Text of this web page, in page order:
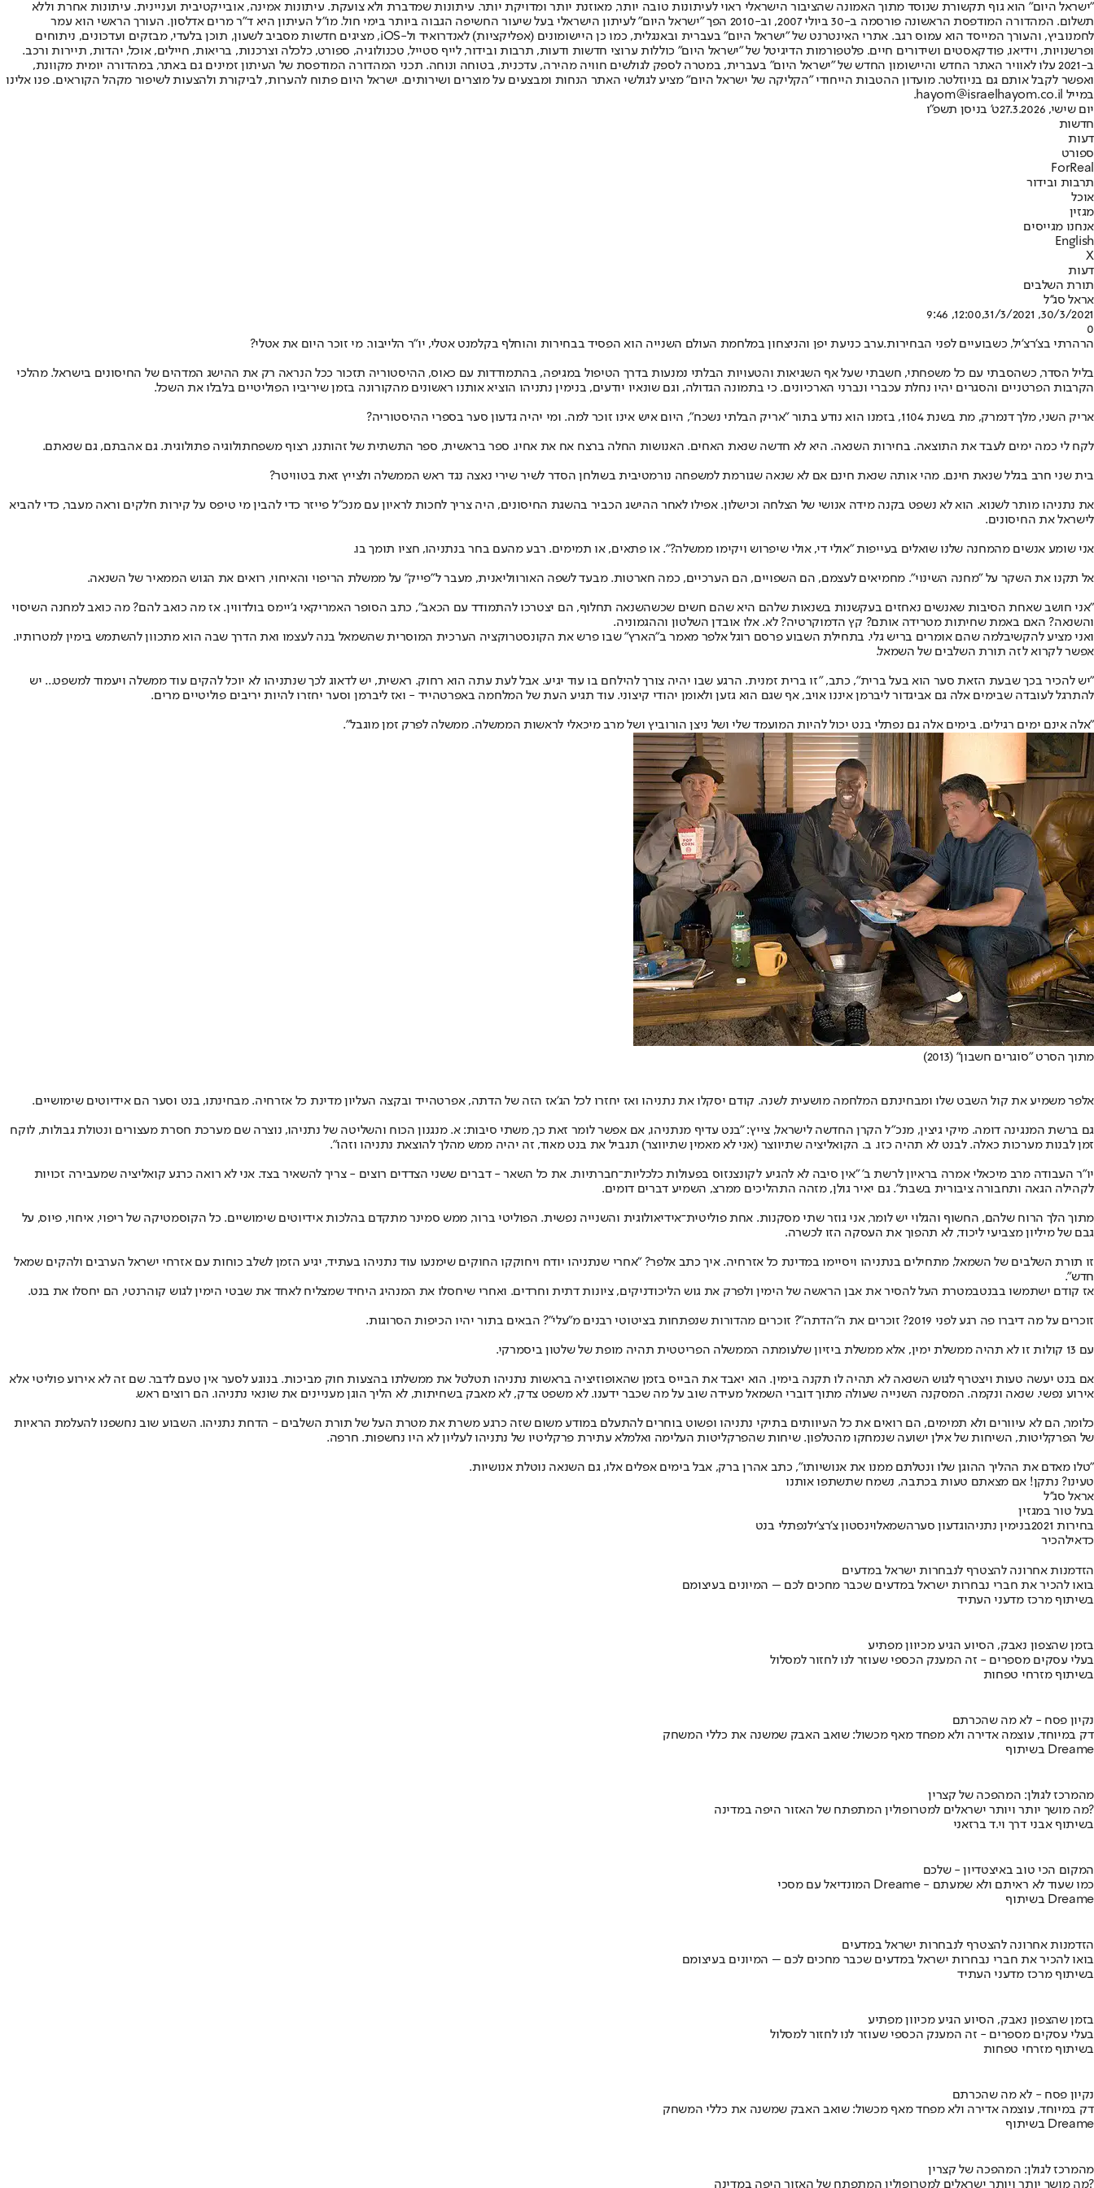
"ישראל היום" הוא גוף תקשורת שנוסד מתוך האמונה שהציבור הישראלי ראוי לעיתונות טובה יותר, מאוזנת יותר ומדויקת יותר. עיתונות שמדברת ולא צועקת. עיתונות אמינה, אובייקטיבית ועניינית. עיתונות אחרת וללא
תשלום. המהדורה המודפסת הראשונה פורסמה ב-30 ביולי 2007, וב-2010 הפך "ישראל היום" לעיתון הישראלי בעל שיעור החשיפה הגבוה ביותר בימי חול. מו"ל העיתון היא ד"ר מרים אדלסון. העורך הראשי הוא עמר
לחמנוביץ, והעורך המייסד הוא עמוס רגב. אתרי האינטרנט של "ישראל היום" בעברית ובאנגלית, כמו כן היישומונים (אפליקציות) לאנדרואיד ול-iOS, מציגים חדשות מסביב לשעון, תוכן בלעדי, מבזקים ועדכונים, ניתוחים
ופרשנויות, וידיאו, פודקאסטים ושידורים חיים. פלטפורמות הדיגיטל של "ישראל היום" כוללות ערוצי חדשות ודעות, תרבות ובידור, לייף סטייל, טכנולוגיה, ספורט, כלכלה וצרכנות, בריאות, חיילים, אוכל, יהדות, תיירות ורכב.
ב-2021 עלו לאוויר האתר החדש והיישומון החדש של "ישראל היום" בעברית, במטרה לספק לגולשים חוויה מהירה, עדכנית, בטוחה ונוחה. תכני המהדורה המודפסת של העיתון זמינים גם באתר, במהדורה יומית מקוונת,
ואפשר לקבל אותם גם בניוזלטר. מועדון ההטבות הייחודי "הקליקה של ישראל היום" מציע לגולשי האתר הנחות ומבצעים על מוצרים ושירותים. ישראל היום פתוח להערות, לביקורת ולהצעות לשיפור מקהל הקוראים. פנו אלינו
במייל hayom@israelhayom.co.il.
יום שישי, 27.3.2026
ט' בניסן תשפ"ו
חדשות
דעות
ספורט
ForReal
תרבות ובידור
אוכל
מגזין
אנחנו מגייסים
English
X
דעות
תורת השלבים
אראל סג''ל
30/3/2021, 12:00
,31/3/2021, 9:46
0
הרהרתי בצ'רצ'יל, כשבועיים לפני הבחירות.ערב כניעת יפן והניצחון במלחמת העולם השנייה הוא הפסיד בבחירות והוחלף בקלמנט אטלי, יו"ר הלייבור. מי זוכר היום את אטלי?
בליל הסדר, כשהסבתי עם כל משפחתי, חשבתי שעל אף השגיאות והטעויות הבלתי נמנעות בדרך הטיפול במגיפה, בהתמודדות עם כאוס, ההיסטוריה תזכור ככל הנראה רק את ההישג המדהים של החיסונים בישראל. מהלכי
הקרבות הפרטניים והסגרים יהיו נחלת עכברי ונברני הארכיונים. כי בתמונה הגדולה, וגם שונאיו יודעים, בנימין נתניהו הוציא אותנו ראשונים מהקורונה בזמן שיריביו הפוליטיים בלבלו את השכל.
אריק השני, מלך דנמרק, מת בשנת 1104, בזמנו הוא נודע בתור "אריק הבלתי נשכח", היום איש אינו זוכר למה. ומי יהיה גדעון סער בספרי ההיסטוריה?
לקח לי כמה ימים לעבד את התוצאה. בחירות השנאה. היא לא חדשה שנאת האחים. האנושות החלה ברצח אח את אחיו. ספר בראשית, ספר התשתית של זהותנו, רצוף משפחתולוגיה פתולוגית. גם אהבתם, גם שנאתם.
בית שני חרב בגלל שנאת חינם. מהי אותה שנאת חינם אם לא שנאה שגורמת למשפחה נורמטיבית בשולחן הסדר לשיר שירי נאצה נגד ראש הממשלה ולצייץ זאת בטוויטר?
את נתניהו מותר לשנוא. הוא לא נשפט בקנה מידה אנושי של הצלחה וכישלון. אפילו לאחר ההישג הכביר בהשגת החיסונים, היה צריך לחכות לראיון עם מנכ"ל פייזר כדי להבין מי טיפס על קירות חלקים וראה מעבר, כדי להביא
לישראל את החיסונים.
אני שומע אנשים מהמחנה שלנו שואלים בעייפות "אולי די, אולי שיפרוש ויקימו ממשלה?". או פתאים, או תמימים. רבע מהעם בחר בנתניהו, חציו תומך בו.
אל תקנו את השקר על "מחנה השינוי". מחמיאים לעצמם, הם השפויים, הם הערכיים, כמה חארטות. מבעד לשפה האורווליאנית, מעבר ל"פייק" על ממשלת הריפוי והאיחוי, רואים את הגוש הממאיר של השנאה.
"אני חושב שאחת הסיבות שאנשים נאחזים בעקשנות בשנאות שלהם היא שהם חשים שכשהשנאה תחלוף, הם יצטרכו להתמודד עם הכאב", כתב הסופר האמריקאי ג'יימס בולדווין. אז מה כואב להם? מה כואב למחנה השיסוי
והשנאה? האם באמת שחיתות מטרידה אותם? קץ הדמוקרטיה? לא. אלו אובדן השלטון וההגמוניה.
ואני מציע להקשיבלמה שהם אומרים בריש גלי. בתחילת השבוע פרסם רוגל אלפר מאמר ב"הארץ" שבו פרש את הקונסטרוקציה הערכית המוסרית שהשמאל בנה לעצמו ואת הדרך שבה הוא מתכוון להשתמש בימין למטרותיו.
אפשר לקרוא לזה תורת השלבים של השמאל.
"יש להכיר בכך שבעת הזאת סער הוא בעל ברית", כתב, "זו ברית זמנית. הרגע שבו יהיה צורך להילחם בו עוד יגיע. אבל לעת עתה הוא רחוק. ראשית, יש לדאוג לכך שנתניהו לא יוכל להקים עוד ממשלה ויעמוד למשפט... יש
להתרגל לעובדה שבימים אלה גם אביגדור ליברמן איננו אויב, אף שגם הוא גזען ולאומן יהודי קיצוני. עוד תגיע העת של המלחמה באפרטהייד - ואז ליברמן וסער יחזרו להיות יריבים פוליטיים מרים.
"אלה אינם ימים רגילים. בימים אלה גם נפתלי בנט יכול להיות המועמד שלי ושל ניצן הורוביץ ושל מרב מיכאלי לראשות הממשלה. ממשלה לפרק זמן מוגבל".
מתוך הסרט "סוגרים חשבון" (2013)
אלפר משמיע את קול השבט שלו ומבחינתם המלחמה מושעית לשנה. קודם יסקלו את נתניהו ואז יחזרו לכל הג'אז הזה של הדתה, אפרטהייד ובקצה העליון מדינת כל אזרחיה. מבחינתו, בנט וסער הם אידיוטים שימושיים.
גם ברשת המנגינה דומה. מיקי גיצין, מנכ"ל הקרן החדשה לישראל, צייץ: "בנט עדיף מנתניהו, אם אפשר לומר זאת כך, משתי סיבות: א. מנגנון הכוח והשליטה של נתניהו, נוצרה שם מערכת חסרת מעצורים ונטולת גבולות, לוקח
זמן לבנות מערכות כאלה. לבנט לא תהיה כזו. ב. הקואליציה שתיווצר (אני לא מאמין שתיווצר) תגביל את בנט מאוד, זה יהיה ממש מהלך להוצאת נתניהו וזהו".
יו"ר העבודה מרב מיכאלי אמרה בראיון לרשת ב' "אין סיבה לא להגיע לקונצנזוס בפעולות כלכליות־חברתיות. את כל השאר - דברים ששני הצדדים רוצים - צריך להשאיר בצד. אני לא רואה כרגע קואליציה שמעבירה זכויות
לקהילה הגאה ותחבורה ציבורית בשבת". גם יאיר גולן, מזהה התהליכים ממרצ, השמיע דברים דומים.
מתוך הלך הרוח שלהם, החשוף והגלוי יש לומר, אני גוזר שתי מסקנות. אחת פוליטית־אידיאולוגית והשנייה נפשית. הפוליטי ברור, ממש סמינר מתקדם בהלכות אידיוטים שימושיים. כל הקוסמטיקה של ריפוי, איחוי, פיוס, על
גבם של מיליון מצביעי ליכוד, לא תהפוך את העסקה הזו לכשרה.
זו תורת השלבים של השמאל, מתחילים בנתניהו ויסיימו במדינת כל אזרחיה. איך כתב אלפר? "אחרי שנתניהו יודח ויחוקקו החוקים שימנעו עוד נתניהו בעתיד, יגיע הזמן לשלב כוחות עם אזרחי ישראל הערבים ולהקים שמאל
חדש".
אז קודם ישתמשו בבנטבמטרת העל להסיר את אבן הראשה של הימין ולפרק את גוש הליכודניקים, ציונות דתית וחרדים. ואחרי שיחסלו את המנהיג היחיד שמצליח לאחד את שבטי הימין לגוש קוהרנטי, הם יחסלו את בנט.
זוכרים על מה דיברו פה רגע לפני 2019? זוכרים את ה"הדתה"? זוכרים מהדורות שנפתחות בציטוטי רבנים מ"עלי"? הבאים בתור יהיו הכיפות הסרוגות.
עם 13 קולות זו לא תהיה ממשלת ימין, אלא ממשלת ביזיון שלעומתה הממשלה הפריטטית תהיה מופת של שלטון ביסמרקי.
אם בנט יעשה טעות ויצטרף לגוש השנאה לא תהיה לו תקנה בימין. הוא יאבד את הבייס בזמן שהאופוזיציה בראשות נתניהו תטלטל את ממשלתו בהצעות חוק מביכות. בנוגע לסער אין טעם לדבר. שם זה לא אירוע פוליטי אלא
אירוע נפשי. שנאה ונקמה. המסקנה השנייה שעולה מתוך דוברי השמאל מעידה שוב על מה שכבר ידענו. לא משפט צדק, לא מאבק בשחיתות, לא הליך הוגן מעניינים את שונאי נתניהו. הם רוצים ראש.
כלומר, הם לא עיוורים ולא תמימים, הם רואים את כל העיוותים בתיקי נתניהו ופשוט בוחרים להתעלם במודע משום שזה כרגע משרת את מטרת העל של תורת השלבים - הדחת נתניהו. השבוע שוב נחשפנו להעלמת הראיות
של הפרקליטות, השיחות של אילן ישועה שנמחקו מהטלפון. שיחות שהפרקליטות העלימה ואלמלא עתירת פרקליטיו של נתניהו לעליון לא היו נחשפות. חרפה.
"טלו מאדם את ההליך ההוגן שלו ונטלתם ממנו את אנושיותו", כתב אהרן ברק, אבל בימים אפלים אלו, גם השנאה נוטלת אנושיות.
טעינו? נתקן! אם מצאתם טעות בכתבה, נשמח שתשתפו אותנו
אראל סג''ל
בעל טור במגזין
בחירות 2021
בנימין נתניהוגדעון סערהשמאלוינסטון צ'רצ'ילנפתלי בנט
כדאילהכיר
הזדמנות אחרונה להצטרף לנבחרות ישראל במדעים
בואו להכיר את חברי נבחרות ישראל במדעים שכבר מחכים לכם – המיונים בעיצומם
בשיתוף מרכז מדעני העתיד
בזמן שהצפון נאבק, הסיוע הגיע מכיוון מפתיע
בעלי עסקים מספרים - זה המענק הכספי שעוזר לנו לחזור למסלול
בשיתוף מזרחי טפחות
נקיון פסח - לא מה שהכרתם
דק במיוחד, עוצמה אדירה ולא מפחד מאף מכשול: שואב האבק שמשנה את כללי המשחק
בשיתוף Dreame
מהמרכז לגולן: המהפכה של קצרין
מה מושך יותר ויותר ישראלים למטרופולין המתפתח של האזור היפה במדינה?
בשיתוף אבני דרך וי.ד ברזאני
המקום הכי טוב באיצטדיון - שלכם
המונדיאל עם מסכי Dreame - כמו שעוד לא ראיתם ולא שמעתם
בשיתוף Dreame
הזדמנות אחרונה להצטרף לנבחרות ישראל במדעים
בואו להכיר את חברי נבחרות ישראל במדעים שכבר מחכים לכם – המיונים בעיצומם
בשיתוף מרכז מדעני העתיד
בזמן שהצפון נאבק, הסיוע הגיע מכיוון מפתיע
בעלי עסקים מספרים - זה המענק הכספי שעוזר לנו לחזור למסלול
בשיתוף מזרחי טפחות
נקיון פסח - לא מה שהכרתם
דק במיוחד, עוצמה אדירה ולא מפחד מאף מכשול: שואב האבק שמשנה את כללי המשחק
בשיתוף Dreame
מהמרכז לגולן: המהפכה של קצרין
מה מושך יותר ויותר ישראלים למטרופולין המתפתח של האזור היפה במדינה?